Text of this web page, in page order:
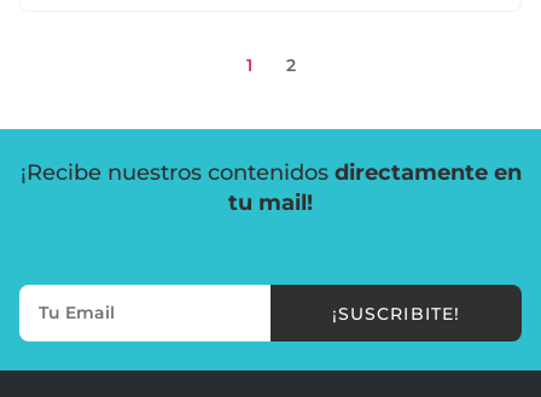
1 2
¡Recibe nuestros contenidos directamente en
tu mail!
¡SUSCRIBITE!